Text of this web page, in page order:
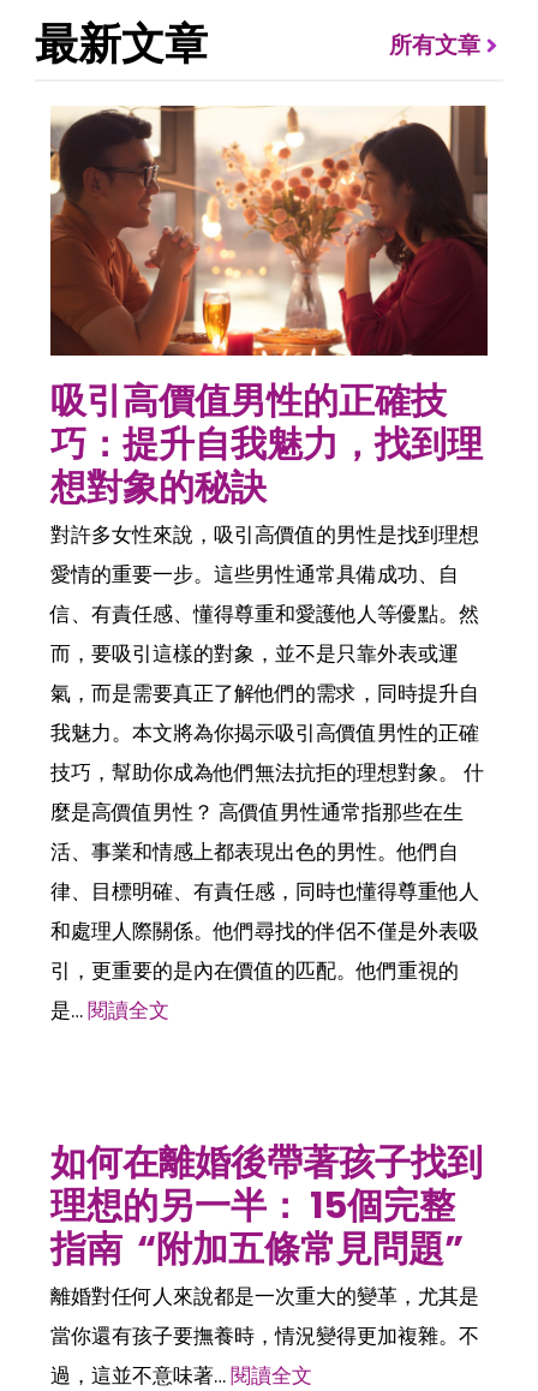
最新文章 所有文章
吸引高價值男性的正確技
巧：提升自我魅力，找到理
想對象的秘訣
對許多女性來說，吸引高價值的男性是找到理想
愛情的重要一步。這些男性通常具備成功、自
信、有責任感、懂得尊重和愛護他人等優點。然
而，要吸引這樣的對象，並不是只靠外表或運
氣，而是需要真正了解他們的需求，同時提升自
我魅力。本文將為你揭示吸引高價值男性的正確
技巧，幫助你成為他們無法抗拒的理想對象。 什
麼是高價值男性？ 高價值男性通常指那些在生
活、事業和情感上都表現出色的男性。他們自
律、目標明確、有責任感，同時也懂得尊重他人
和處理人際關係。他們尋找的伴侶不僅是外表吸
引，更重要的是內在價值的匹配。他們重視的
是…閱讀全文
如何在離婚後帶著孩子找到
理想的另一半： 15個完整
指南 “附加五條常見問題”
離婚對任何人來說都是一次重大的變革，尤其是
當你還有孩子要撫養時，情況變得更加複雜。不
過，這並不意味著…閱讀全文